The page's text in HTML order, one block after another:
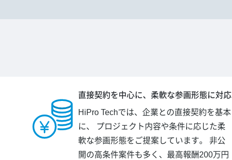
直接契約を中心に、柔軟な参画形態に対応
HiPro Techでは、企業との直接契約を基本
に、 プロジェクト内容や条件に応じた柔
軟な参画形態をご提案しています。 非公
開の高条件案件も多く、最高報酬200万円